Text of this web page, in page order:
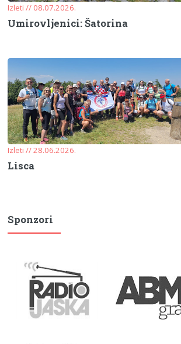
Izleti // 08.07.2026.
Umirovljenici: Šatorina
Izleti // 28.06.2026.
Lisca
Sponzori